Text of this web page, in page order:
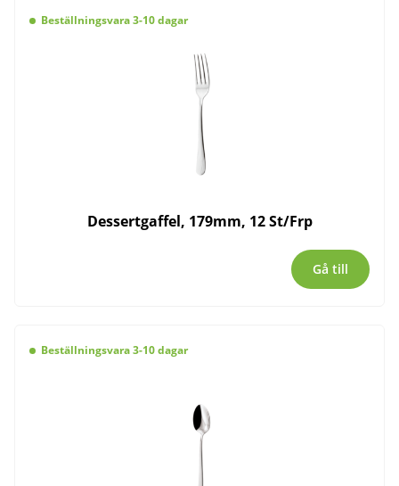
Beställningsvara 3-10 dagar
Dessertgaffel, 179mm, 12 St/Frp
Gå till
Beställningsvara 3-10 dagar